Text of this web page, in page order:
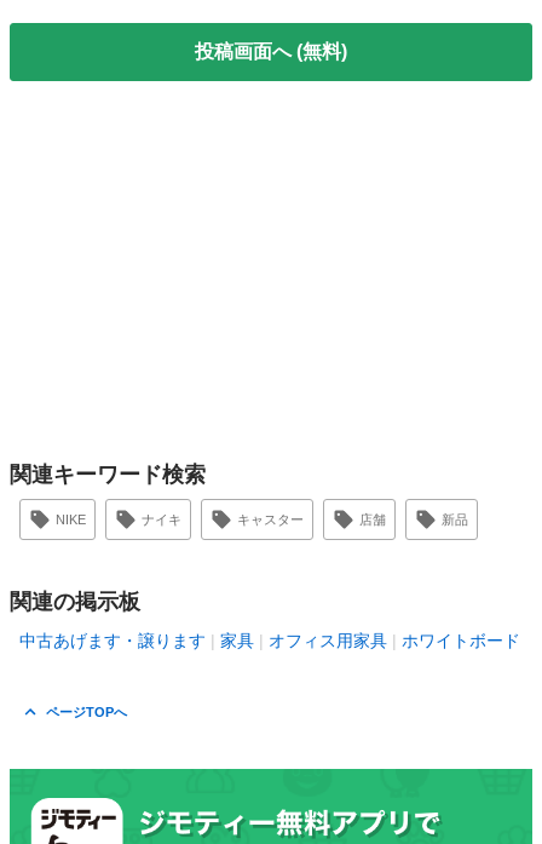
投稿画面へ (無料)
関連キーワード検索
NIKE ナイキ キャスター 店舗 新品
関連の掲示板
中古あげます・譲ります 家具 オフィス用家具 ホワイトボード
ページTOPへ